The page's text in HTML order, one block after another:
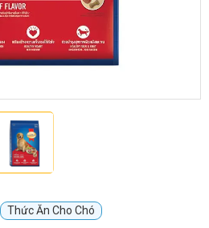
mèo
Thức Ăn Cho Chó